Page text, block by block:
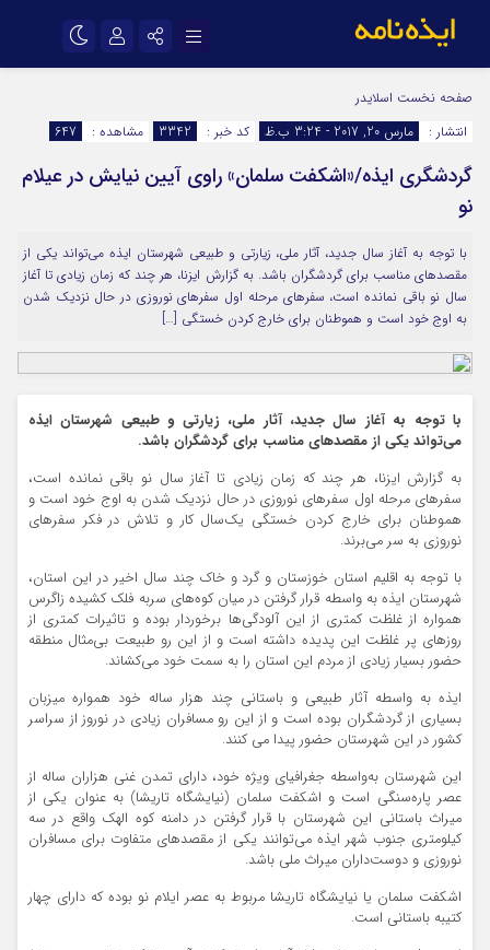
اینستاگرام
سروش
ایتا
آپارات
اپلیکیشن رمز عبور
مرا به خاطر بسپار
صفحه نخست اسلایدر
انتشار :
مارس 20, 2017 - 3:24 ب.ظ کد خبر : 3342 مشاهده : 647
گردشگری ایذه/«اشکفت سلمان» راوی آیین نیایش در عیلام
نو
با توجه به آغاز سال جدید، آثار ملی، زیارتی و طبیعی شهرستان ایذه می‌تواند یکی از
مقصدهای مناسب برای گردشگران باشد. به گزارش ایزنا، هر چند که زمان زیادی تا آغاز
سال نو باقی نمانده است، سفرهای مرحله اول سفرهای نوروزی در حال نزدیک شدن
به اوج خود است و هموطنان برای خارج کردن خستگی […]
با توجه به آغاز سال جدید، آثار ملی، زیارتی و طبیعی شهرستان ایذه
می‌تواند یکی از مقصدهای مناسب برای گردشگران باشد.
به گزارش ایزنا، هر چند که زمان زیادی تا آغاز سال نو باقی نمانده است،
سفرهای مرحله اول سفرهای نوروزی در حال نزدیک شدن به اوج خود است و
هموطنان برای خارج کردن خستگی یک‌سال کار و تلاش در فکر سفرهای
نوروزی به سر می‌برند.
با توجه به اقلیم استان خوزستان و گرد و خاک چند سال اخیر در این استان،
شهرستان ایذه به واسطه قرار گرفتن در میان کوه‌های سربه فلک کشیده زاگرس
همواره از غلظت کمتری از این آلودگی‌ها برخوردار بوده و تاثیرات کمتری از
روزهای پر غلظت این پدیده داشته است و از این رو طبیعت بی‌مثال منطقه
حضور بسیار زیادی از مردم این استان را به سمت خود می‌کشاند.
ایذه به واسطه آثار طبیعی و باستانی چند هزار ساله خود همواره میزبان
بسیاری از گردشگران بوده است و از این رو مسافران زیادی در نوروز از سراسر
کشور در این شهرستان حضور پیدا می کنند.
این شهرستان به‌واسطه جغرافیای ویژه خود، دارای تمدن غنی هزاران ساله از
عصر پاره‌سنگی است و اشکفت سلمان (نیایشگاه تاریشا) به عنوان یکی از
میراث باستانی این شهرستان با قرار گرفتن در دامنه کوه الهک واقع در سه
کیلومتری جنوب شهر ایذه می‌توانند یکی از مقصدهای متفاوت برای مسافران
نوروزی و دوست‌داران میراث ملی باشد.
اشکفت سلمان یا نیایشگاه تاریشا مربوط به عصر ایلام نو بوده که دارای چهار
کتیبه باستانی است.